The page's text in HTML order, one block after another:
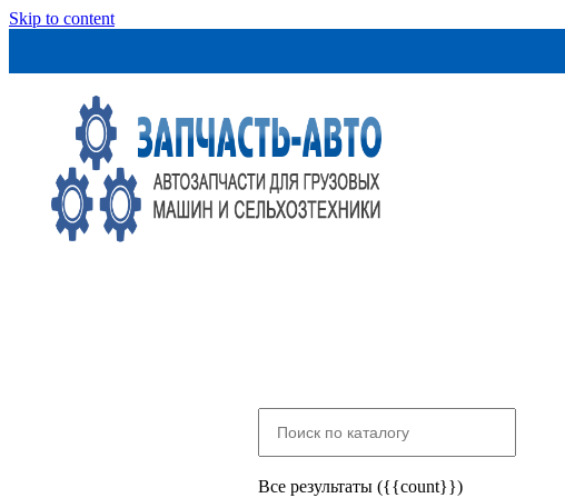
Skip to content
Все результаты ({{count}})